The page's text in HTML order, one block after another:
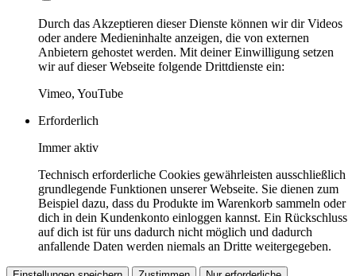
Durch das Akzeptieren dieser Dienste können wir dir Videos
oder andere Medieninhalte anzeigen, die von externen
Anbietern gehostet werden. Mit deiner Einwilligung setzen
wir auf dieser Webseite folgende Drittdienste ein:
Vimeo, YouTube
Erforderlich
Immer aktiv
Technisch erforderliche Cookies gewährleisten ausschließlich
grundlegende Funktionen unserer Webseite. Sie dienen zum
Beispiel dazu, dass du Produkte im Warenkorb sammeln oder
dich in dein Kundenkonto einloggen kannst. Ein Rückschluss
auf dich ist für uns dadurch nicht möglich und dadurch
anfallende Daten werden niemals an Dritte weitergegeben.